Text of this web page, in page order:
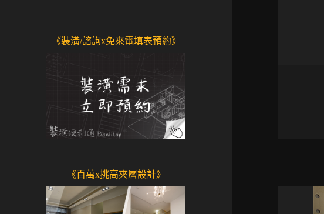
《裝潢/諮詢x免來電填表預約》
《百萬x挑高夾層設計》